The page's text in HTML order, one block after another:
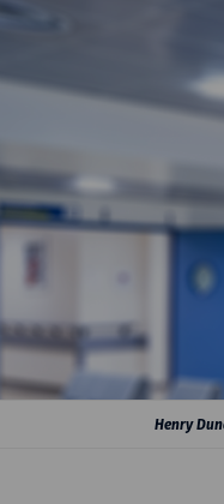
Henry